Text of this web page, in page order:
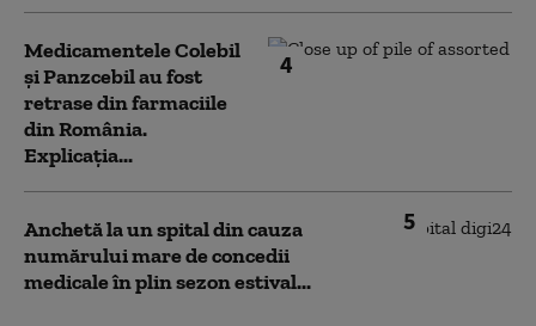
4
Medicamentele Colebil
și Panzcebil au fost
retrase din farmaciile
din România.
Explicația...
5
Anchetă la un spital din cauza
numărului mare de concedii
medicale în plin sezon estival...